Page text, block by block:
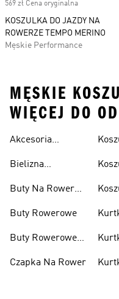
569 zł Cena oryginalna
KOSZULKA DO JAZDY NA
ROWERZE TEMPO MERINO
Męskie Performance
MĘSKIE
WIĘCEJ DO
Akcesoria
Bielizna
Buty Na Rower
Buty Rowerowe
Buty Rowerowe
Czapka Na Rower